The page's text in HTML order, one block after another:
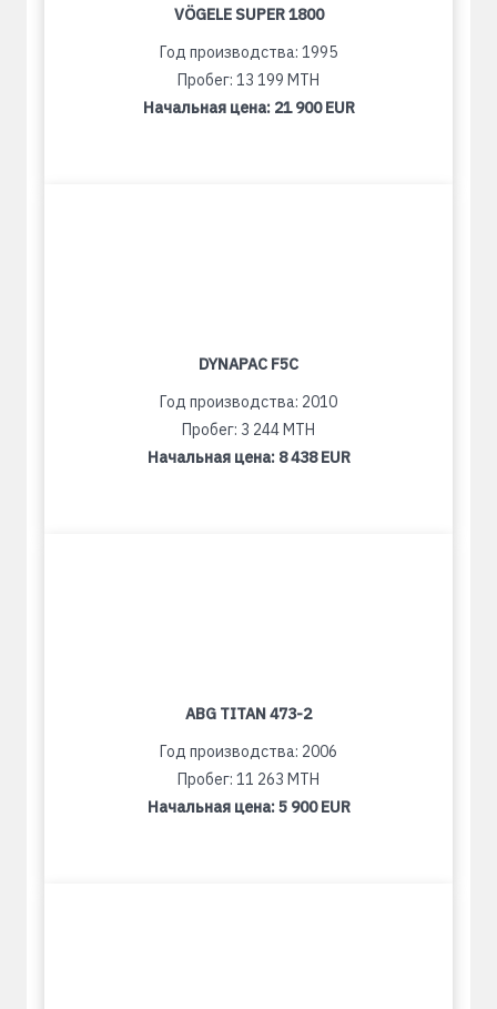
VÖGELE SUPER 1800
Год производства: 1995
Пробег: 13 199 MTH
Начальная цена: 21 900 EUR
DYNAPAC F5C
Год производства: 2010
Пробег: 3 244 MTH
Начальная цена: 8 438 EUR
ABG TITAN 473-2
Год производства: 2006
Пробег: 11 263 MTH
Начальная цена:5 900 EUR